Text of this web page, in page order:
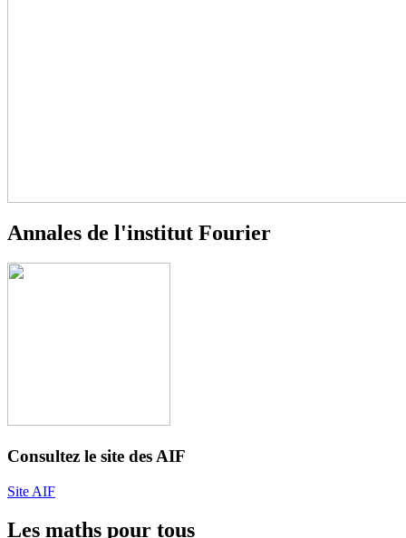
Annales de l'institut Fourier
Consultez le site des AIF
Site AIF
Les maths pour tous